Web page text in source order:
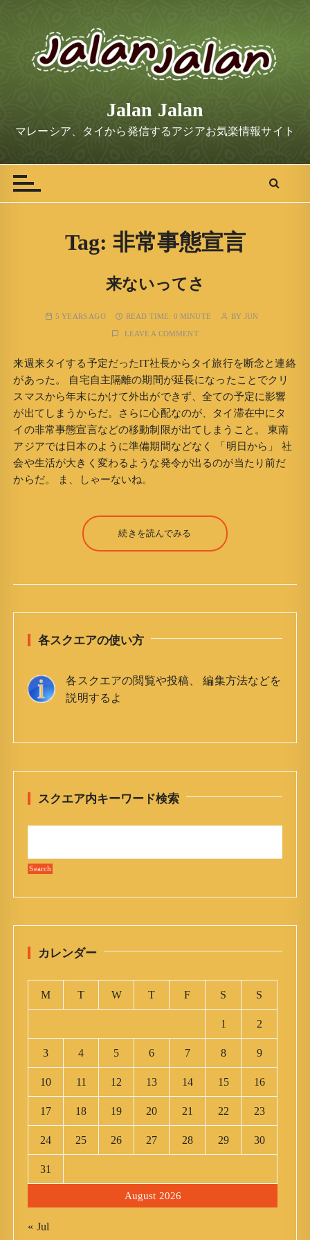
t
Jalan Jalan
マレーシア、タイから発信するアジアお気楽情報サイト
Tag: 非常事態宣言
来ないってさ
5 YEARS AGO READ TIME: 0 MINUTE BY JUN
LEAVE A COMMENT
来週来タイする予定だったIT社長からタイ旅行を断念と連絡
があった。 自宅自主隔離の期間が延長になったことでクリ
スマスから年末にかけて外出ができず、全ての予定に影響
が出てしまうからだ。さらに心配なのが、タイ滞在中にタ
イの非常事態宣言などの移動制限が出てしまうこと。 東南
アジアでは日本のように準備期間などなく 「明日から」 社
会や生活が大きく変わるような発令が出るのが当たり前だ
からだ。 ま、しゃーないね。
続きを読んでみる
各スクエアの使い方
各スクエアの閲覧や投稿、 編集方法などを
説明するよ
スクエア内キーワード検索
カレンダー
August 2026
M T W T F S S
1 2
3 4 5 6 7 8 9
10 11 12 13 14 15 16
17 18 19 20 21 22 23
24 25 26 27 28 29 30
31
« Jul